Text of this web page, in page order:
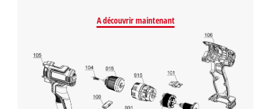
Nous avons besoin de votre accord pour
pouvoir charger Google Maps !
This content is not permitted to load due
to trackers that are not disclosed to the
A découvrir maintenant